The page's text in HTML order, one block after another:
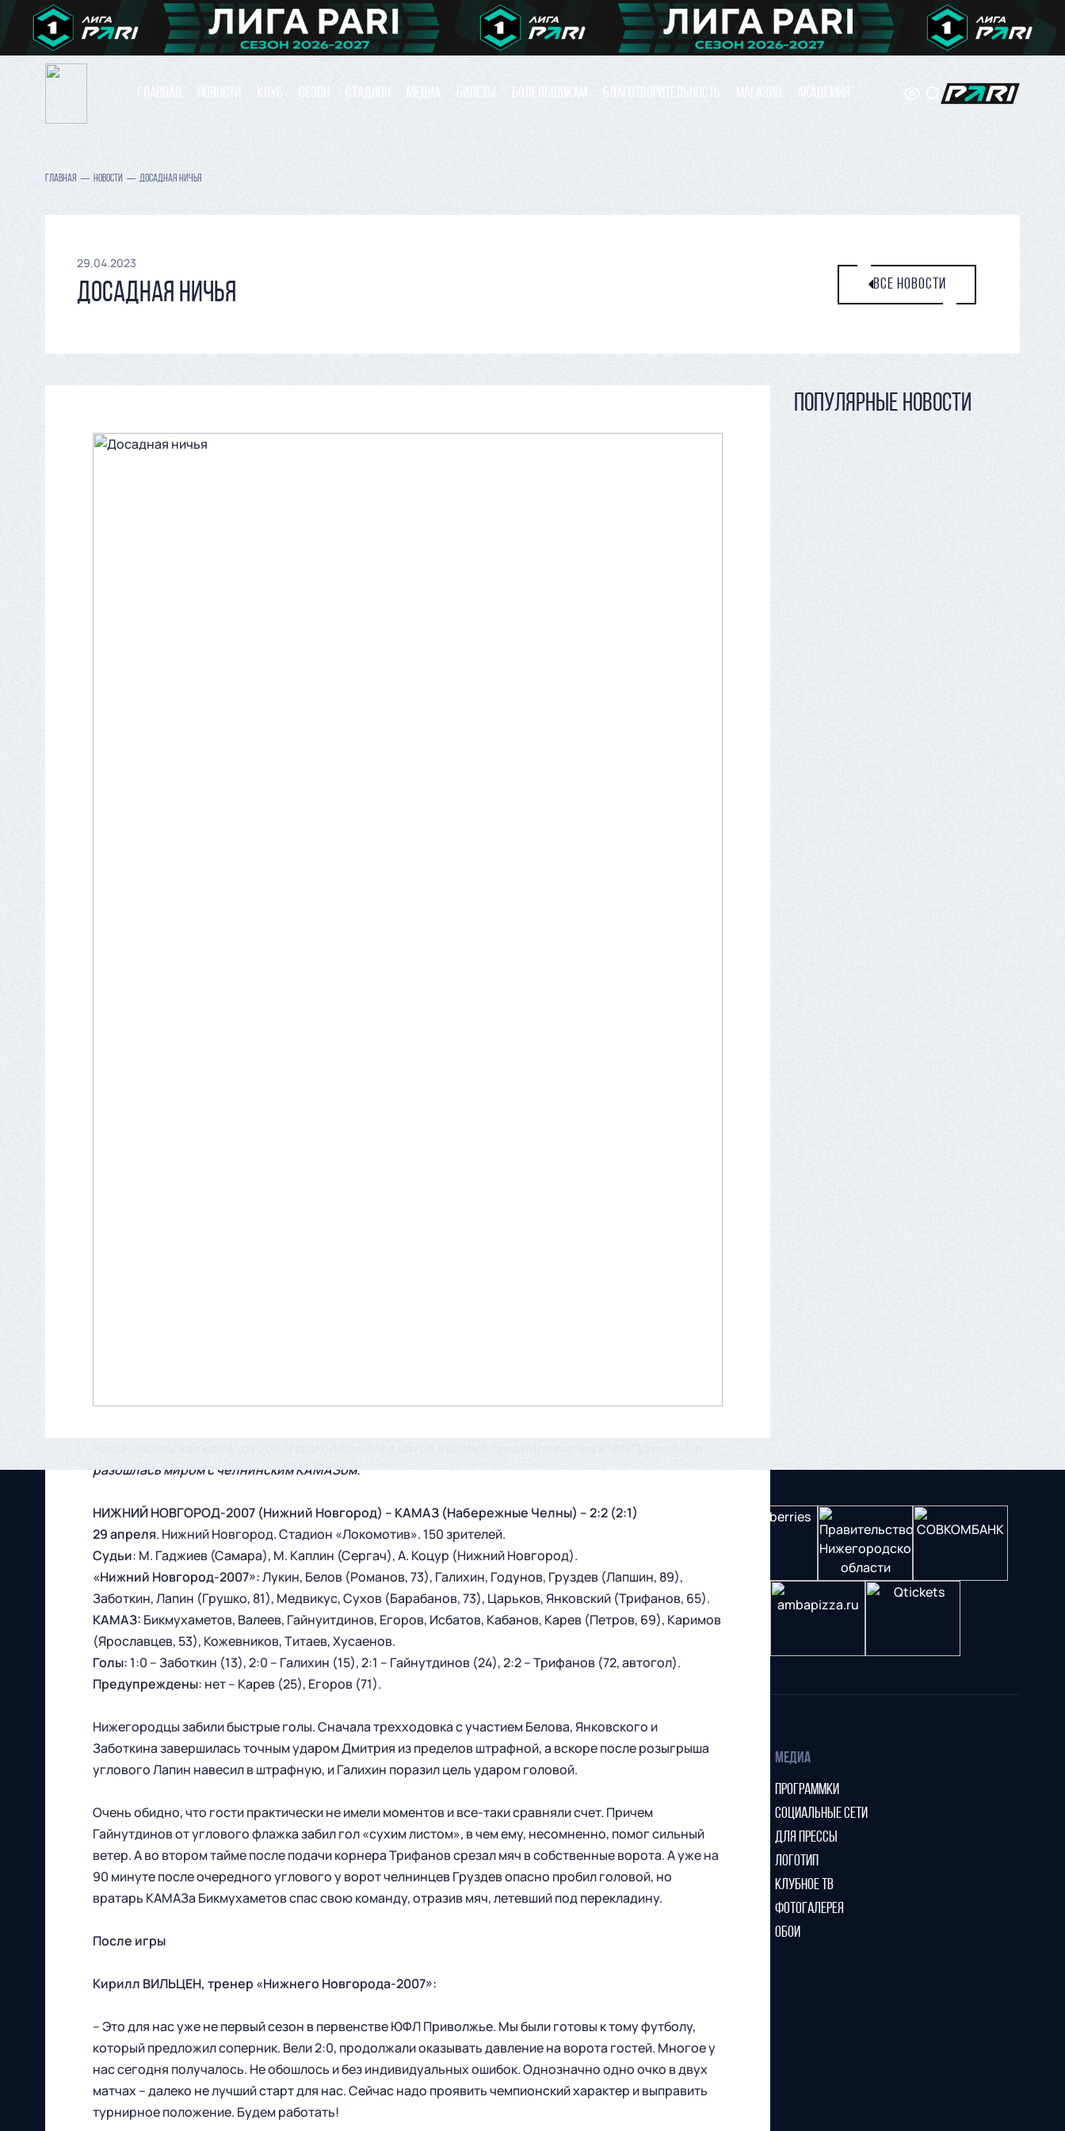
ГЛАВНАЯ НОВОСТИ КЛУБ СЕЗОН СТАДИОН МЕДИА БИЛЕТЫ БОЛЕЛЬЩИКАМ БЛАГОТВОРИТЕЛЬНОСТЬ МАГАЗИН АКАДЕМИЯ
ГЛАВНАЯ НОВОСТИ ДОСАДНАЯ НИЧЬЯ
29.04.2023
ДОСАДНАЯ НИЧЬЯ ВСЕ НОВОСТИ
разошлась миром с челнинским КАМАЗом.
НИЖНИЙ НОВГОРОД-2007 (Нижний Новгород) – КАМАЗ (Набережные Челны) – 2:2 (2:1)
29 апреля. Нижний Новгород. Стадион «Локомотив». 150 зрителей.
Судьи: М. Гаджиев (Самара), М. Каплин (Сергач), А. Коцур (Нижний Новгород).
«Нижний Новгород-2007»:Лукин, Белов (Романов, 73), Галихин, Годунов, Груздев (Лапшин, 89),
Заботкин, Лапин (Грушко, 81), Медвикус, Сухов (Барабанов, 73), Царьков, Янковский (Трифанов, 65).
КАМАЗ: Бикмухаметов, Валеев, Гайнуитдинов, Егоров, Исбатов, Кабанов, Карев (Петров, 69), Каримов
(Ярославцев, 53), Кожевников, Титаев, Хусаенов.
Голы: 1:0 – Заботкин (13), 2:0 – Галихин (15), 2:1 – Гайнутдинов (24), 2:2 – Трифанов (72, автогол).
Предупреждены: нет – Карев (25), Егоров (71).
Нижегородцы забили быстрые голы. Сначала трехходовка с участием Белова, Янковского и
Заботкина завершилась точным ударом Дмитрия из пределов штрафной, а вскоре после розыгрыша
углового Лапин навесил в штрафную, и Галихин поразил цель ударом головой.
Очень обидно, что гости практически не имели моментов и все-таки сравняли счет. Причем
Гайнутдинов от углового флажка забил гол «сухим листом», в чем ему, несомненно, помог сильный
ветер. А во втором тайме после подачи корнера Трифанов срезал мяч в собственные ворота. А уже на
90 минуте после очередного углового у ворот челнинцев Груздев опасно пробил головой, но
вратарь КАМАЗа Бикмухаметов спас свою команду, отразив мяч, летевший под перекладину.
После игры
Кирилл ВИЛЬЦЕН, тренер «Нижнего Новгорода-2007»:
– Это для нас уже не первый сезон в первенстве ЮФЛ Приволжье. Мы были готовы к тому футболу,
который предложил соперник. Вели 2:0, продолжали оказывать давление на ворота гостей. Многое у
нас сегодня получалось. Не обошлось и без индивидуальных ошибок. Однозначно одно очко в двух
матчах – далеко не лучший старт для нас. Сейчас надо проявить чемпионский характер и выправить
турнирное положение. Будем работать!
ПОПУЛЯРНЫЕ НОВОСТИ
Футбольный клуб
Все права защищены
Бетанкура, 1 "А"(стадион "СОВКОМБАНК
+7 (831) 282-07-60
ГЛАВНАЯ
СТАДИОН
МАГАЗИН
СТАРЫЙ САЙТ
СЕЗОН
СТАТИСТИКА
ТАБЛИЦА
КЛУБ
РУКОВОДСТВО КЛУБА
МЕДИА
ПРОГРАММКИ
СОЦИАЛЬНЫЕ СЕТИ
ДЛЯ ПРЕССЫ
ЛОГОТИП
КЛУБНОЕ ТВ
ФОТОГАЛЕРЕЯ
ОБОИ
БИЛЕТЫ
VIP-ЛОЖИ
БЛАГОТВОРИТЕЛЬНОСТЬ
ФУТБОЛ ДЕТЯМ